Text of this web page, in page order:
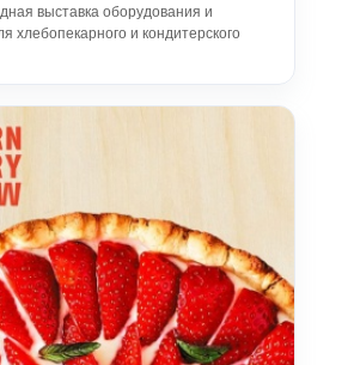
выставка оборудования и
хлебопекарного и кондитерского